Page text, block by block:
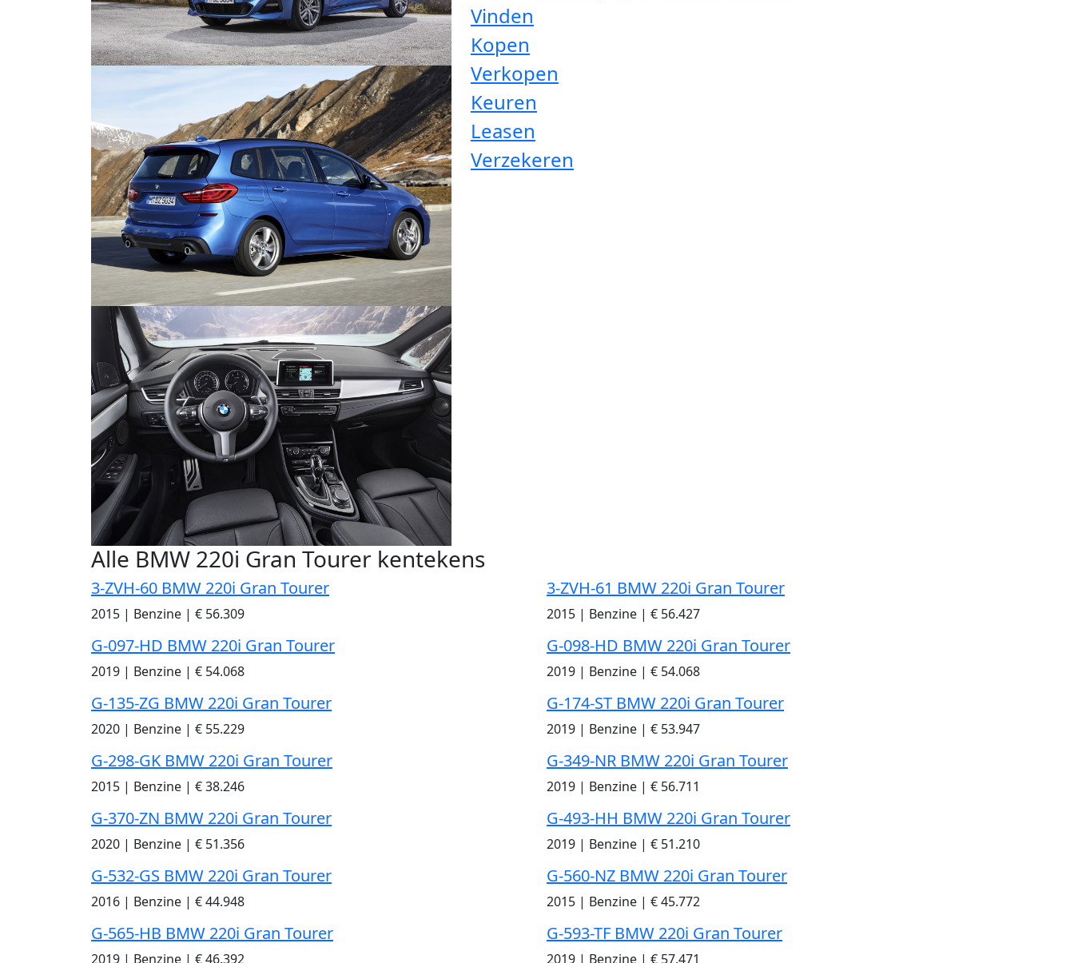
Vinden
Kopen
Verkopen
Keuren
Leasen
Verzekeren
Alle BMW 220i Gran Tourer kentekens
3-ZVH-60 BMW 220i Gran Tourer
2015 | Benzine | € 56.309
3-ZVH-61 BMW 220i Gran Tourer
2015 | Benzine | € 56.427
G-097-HD BMW 220i Gran Tourer
2019 | Benzine | € 54.068
G-098-HD BMW 220i Gran Tourer
2019 | Benzine | € 54.068
G-135-ZG BMW 220i Gran Tourer
2020 | Benzine | € 55.229
G-174-ST BMW 220i Gran Tourer
2019 | Benzine | € 53.947
G-298-GK BMW 220i Gran Tourer
2015 | Benzine | € 38.246
G-349-NR BMW 220i Gran Tourer
2019 | Benzine | € 56.711
G-370-ZN BMW 220i Gran Tourer
2020 | Benzine | € 51.356
G-493-HH BMW 220i Gran Tourer
2019 | Benzine | € 51.210
G-532-GS BMW 220i Gran Tourer
2016 | Benzine | € 44.948
G-560-NZ BMW 220i Gran Tourer
2015 | Benzine | € 45.772
G-565-HB BMW 220i Gran Tourer
2019 | Benzine | € 46.392
G-593-TF BMW 220i Gran Tourer
2019 | Benzine | € 57.471